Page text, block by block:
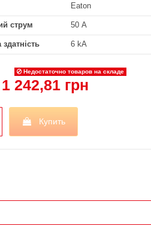
Eaton
струм 50 А
6 kA
Недостаточно товаров на складе
1 242,81 грн
Купить